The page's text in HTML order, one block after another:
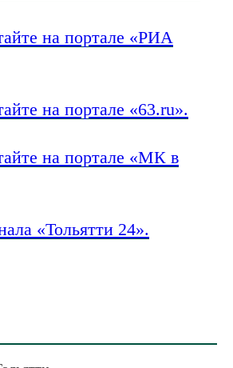
на портале «РИА
на портале «63.ru».
на портале «МК в
«Тольятти 24».